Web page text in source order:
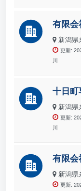
有限会
新潟県
更新:
川
十日町
新潟県
更新:
川
有限会
新潟県
更新: